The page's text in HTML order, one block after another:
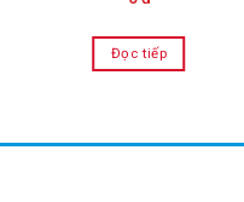
Đọc tiếp